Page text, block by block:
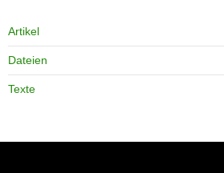
Artikel
Dateien
Texte